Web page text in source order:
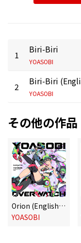
1 Biri-Biri
YOASOBI
2
YOASOBI
その他の作品
Orion (English Version)
YOASOBI